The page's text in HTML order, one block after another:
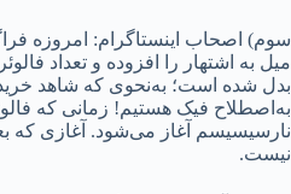
سوم) اصحاب اینستاگرام: امروزه
میل به اشتهار را افزوده و تعداد
بدل شده است؛ به‌نحوی که شاهد
به‌اصطلاح فیک هستیم! زمانی که
نارسیسیسم آغاز می‌شود. آغازی که
نیست.